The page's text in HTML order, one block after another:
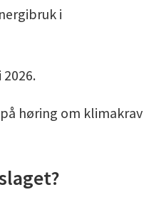
i
høring om klimakrav